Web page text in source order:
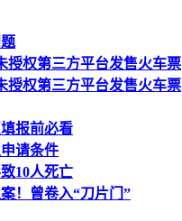
授权第三方平台发售火车票
授权第三方平台发售火车票
报前必看
请条件
10人死亡
！曾卷入“刀片门”